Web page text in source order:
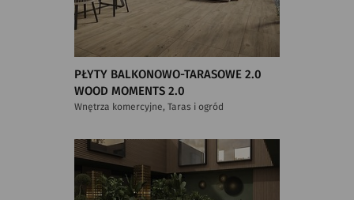
PŁYTY BALKONOWO-TARASOWE 2.0
WOOD MOMENTS 2.0
Wnętrza komercyjne, Taras i ogród